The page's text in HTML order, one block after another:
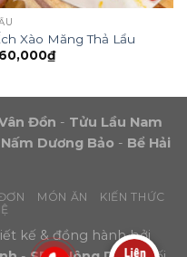
Xào Măng Thả Lẩu
₫
Đồn - Tửu Lầu Nam
Dương Bảo - Bể Hải
MÓN ĂN
KIẾN THỨC
kế & đồng hành bởi